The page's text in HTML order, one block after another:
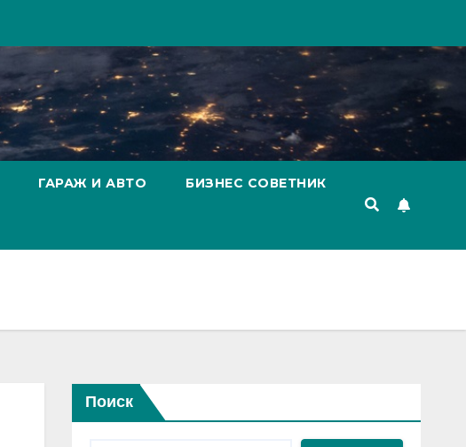
ГАРАЖ И АВТО БИЗНЕС СОВЕТНИК
Поиск